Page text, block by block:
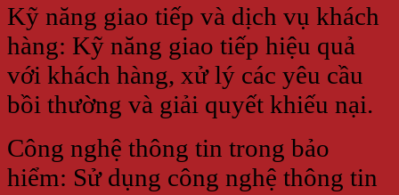
Kỹ năng giao tiếp và dịch vụ khách
hàng: Kỹ năng giao tiếp hiệu quả
với khách hàng, xử lý các yêu cầu
bồi thường và giải quyết khiếu nại.
Công nghệ thông tin trong bảo
hiểm: Sử dụng công nghệ thông tin